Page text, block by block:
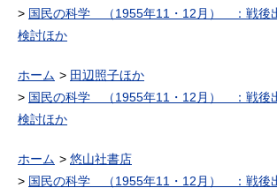
国民の科学 （1955年11・12月） ：戦後
検討ほか
ホーム
田辺照子ほか
国民の科学 （1955年11・12月） ：戦後
検討ほか
ホーム
悠山社書店
国民の科学 （1955年11・12月） ：戦後